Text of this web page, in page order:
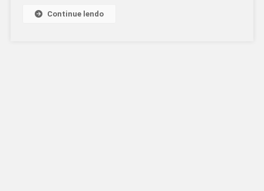
Continue lendo